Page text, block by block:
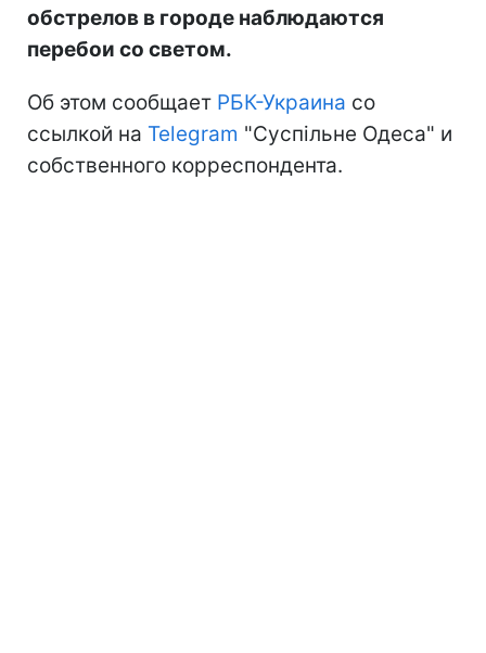
обстрелов в городе наблюдаются
перебои со светом.
Об этом сообщает РБК-Украина со
ссылкой на Telegram "Суспільне Одеса" и
собственного корреспондента.